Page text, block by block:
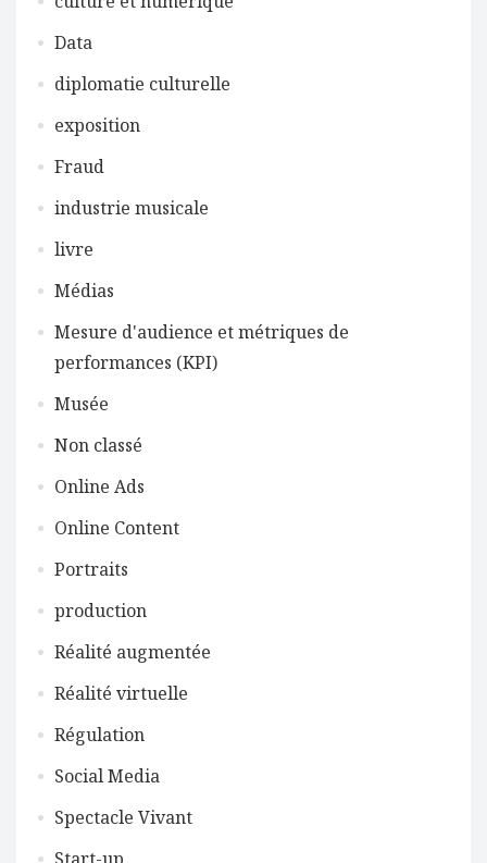
Data
diplomatie culturelle
exposition
Fraud
industrie musicale
livre
Médias
Mesure d'audience et métriques de
performances (KPI)
Musée
Non classé
Online Ads
Online Content
Portraits
production
Réalité augmentée
Réalité virtuelle
Régulation
Social Media
Spectacle Vivant